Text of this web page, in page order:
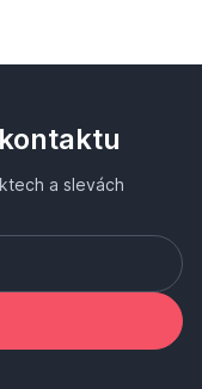
a slevách